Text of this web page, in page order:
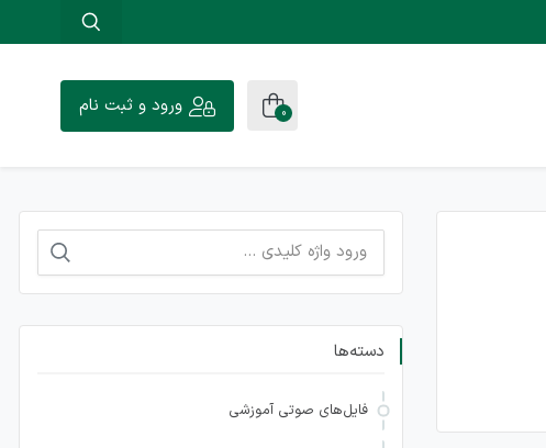
0 ورود و ثبت نام
جستجو
برای:
دسته‌ها
فایل‌های صوتی آموزشی